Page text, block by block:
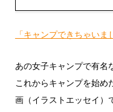
「キャンプできちゃいま
あの女子キャンプで有名
これからキャンプを始め
画（イラストエッセイ）